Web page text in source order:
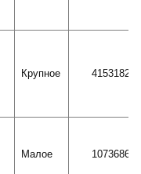
Крупное 4153182
Малое 1073686